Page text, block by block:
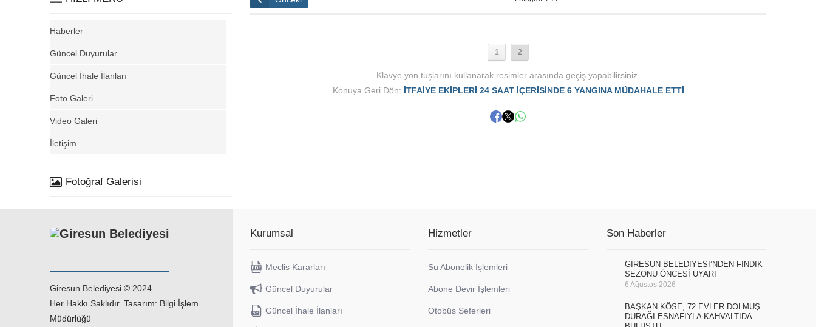
1 2
Klavye yön tuşlarını kullanarak resimler arasında geçiş yapabilirsiniz.
Konuya Geri Dön: İTFAİYE EKİPLERİ 24 SAAT İÇERİSİNDE 6 YANGINA MÜDAHALE ETTİ
Haberler
Güncel Duyurular
Güncel İhale İlanları
Foto Galeri
Video Galeri
İletişim
Fotoğraf Galerisi
Giresun Belediyesi © 2024.
Her Hakkı Saklıdır. Tasarım: Bilgi İşlem
Müdürlüğü
Kurumsal
Meclis Kararları
Güncel Duyurular
Güncel İhale İlanları
Hizmetler
Su Abonelik İşlemleri
Abone Devir İşlemleri
Otobüs Seferleri
Son Haberler
GİRESUN BELEDİYESİ’NDEN FINDIK
SEZONU ÖNCESİ UYARI
6 Ağustos 2026
BAŞKAN KÖSE, 72 EVLER DOLMUŞ
DURAĞI ESNAFIYLA KAHVALTIDA